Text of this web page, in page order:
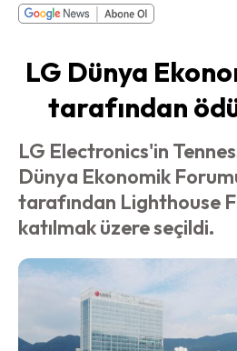
LG Dünya
tarafından
LG Electronics'in
Dünya Ekonomik
tarafından Lighthouse
katılmak üzere seçildi.